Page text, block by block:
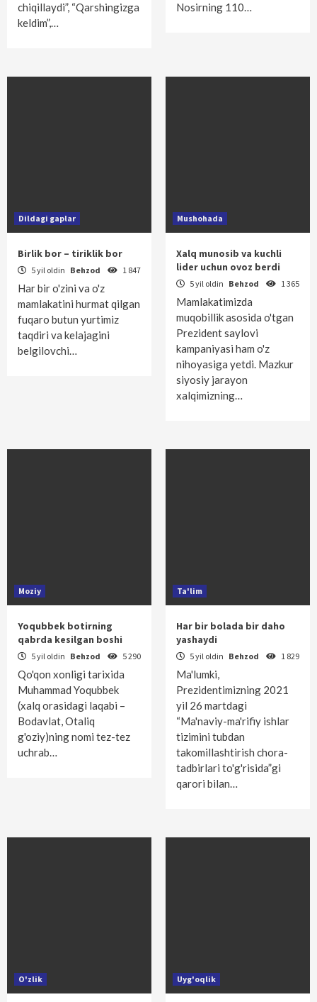
chiqillaydi”, “Qarshingizga
keldim”,…
Nosirning 110…
Dildagi gaplar
Birlik bor – tiriklik bor
5 yil oldin Behzod 1 847
Har bir o'zini va o'z
mamlakatini hurmat qilgan
fuqaro butun yurtimiz
taqdiri va kelajagini
belgilovchi…
Mushohada
Xalq munosib va kuchli
lider uchun ovoz berdi
5 yil oldin Behzod 1 365
Mamlakatimizda
muqobillik asosida o'tgan
Prezident saylovi
kampaniyasi ham o'z
nihoyasiga yetdi. Mazkur
siyosiy jarayon
xalqimizning…
Moziy
Yoqubbek botirning
qabrda kesilgan boshi
5 yil oldin Behzod 5 290
Qo'qon xonligi tarixida
Muhammad Yoqubbek
(xalq orasidagi laqabi –
Bodavlat, Otaliq
g'oziy)ning nomi tez-tez
uchrab…
Ta'lim
Har bir bolada bir daho
yashaydi
5 yil oldin Behzod 1 829
Ma'lumki,
Prezidentimizning 2021
yil 26 martdagi
“Ma'naviy-ma'rifiy ishlar
tizimini tubdan
takomillashtirish chora-
tadbirlari to'g'risida”gi
qarori bilan…
O'zlik Uyg'oqlik